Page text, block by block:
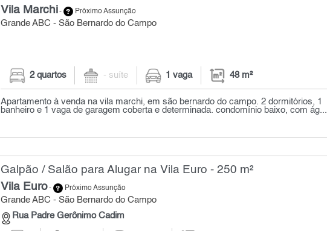
Vila Marchi- Próximo Assunção
Grande ABC - São Bernardo do Campo
2 quartos - suíte 1 vaga 48 m²
Apartamento à venda na vila marchi, em são bernardo do campo. 2 dormitórios, 1
banheiro e 1 vaga de garagem coberta e determinada. condomínio baixo, com ág...
Galpão / Salão para Alugar na Vila Euro - 250 m²
Vila Euro- Próximo Assunção
Grande ABC - São Bernardo do Campo
Rua Padre Gerônimo Cadim